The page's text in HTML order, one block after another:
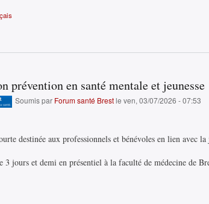
prévention en santé mentale et jeunesse
Soumis par Forum santé Brestle ven, 03/07/2026 - 07:53
destinée aux professionnels et bénévoles en lien avec la
3 jours et demi en présentiel à la faculté de médecine de